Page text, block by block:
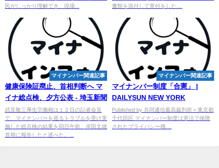
民がしっかり理解でき、現場...
書類を添付して寄付をした....
マイナンバー関連記事
健康保険証廃止、首相判断へ マ
イナ総点検、夕方公表 - 埼玉新聞
武見敬三厚生労働相は１２日の記者会見
で、マイナンバーを巡るトラブルを受け実
施した総点検の結果を同日午前、岸田文雄
首相に報告したと述べた。...
マイナンバー関連記事
マイナンバー制度「合憲」 |
DAILYSUN NEW YORK
Published by 共同通信最高裁判所＝東京都
千代田区 マイナンバー制度は憲法で保障
されたプライバシー権....